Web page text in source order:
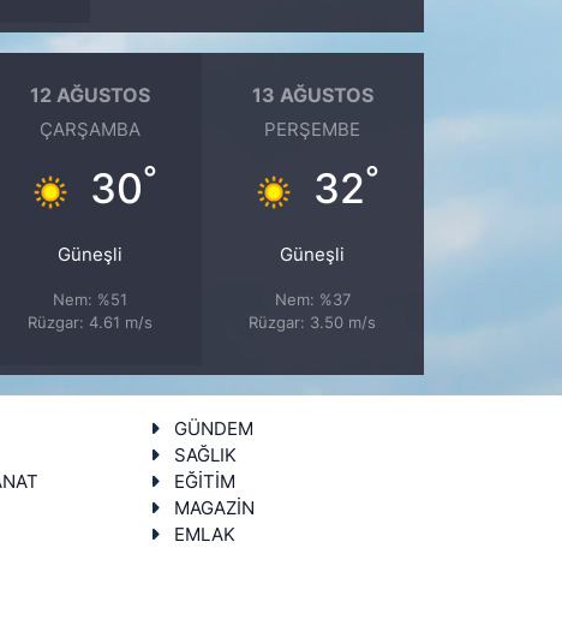
12 AĞUSTOS
ÇARŞAMBA
30°
Güneşli
Nem: %51
Rüzgar: 4.61 m/s
13 AĞUSTOS
PERŞEMBE
32°
Güneşli
Nem: %37
Rüzgar: 3.50 m/s
GÜNDEM
SAĞLIK
EĞİTİM
MAGAZİN
EMLAK